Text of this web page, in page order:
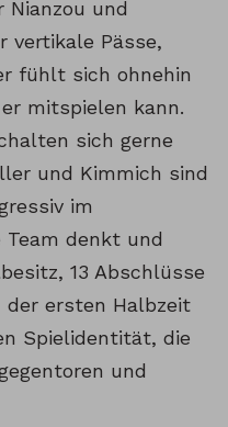
Nianzou und
vertikale Pässe,
fühlt sich ohnehin
mitspielen kann.
sich gerne
und Kimmich sind
im
Team denkt und
13 Abschlüsse
der ersten Halbzeit
Spielidentität, die
und